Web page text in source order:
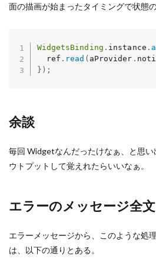
面の描画が始まったタイミングで状態
WidgetsBinding . instance .
  ref
. read ( aProvider .
} ) ;
余談
毎回 Widgetなんだったけなぁ、と思
ウトプットして覚えれたらいいなぁ。
エラーのメッセージ全文
エラーメッセージから、このような処
は、以下の通りとある。